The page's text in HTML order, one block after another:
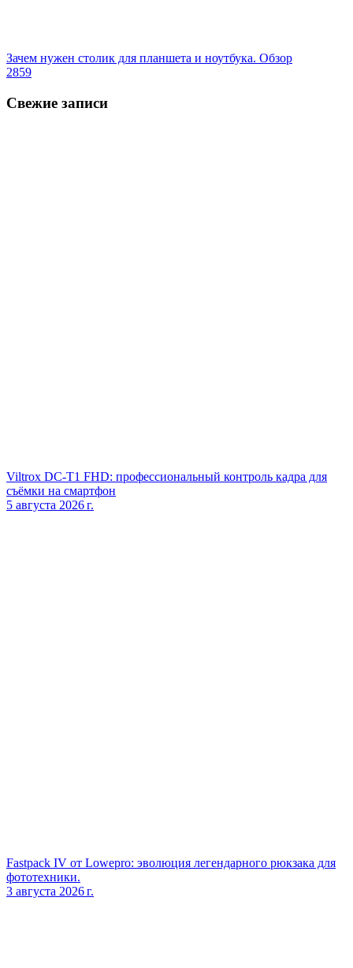
Зачем нужен столик для планшета и ноутбука. Обзор
2859
Свежие записи
Viltrox DC‑T1 FHD: профессиональный контроль кадра для
съёмки на смартфон
5 августа 2026 г.
Fastpack IV от Lowepro: эволюция легендарного рюкзака для
фототехники.
3 августа 2026 г.